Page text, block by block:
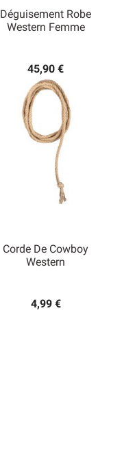
Déguisement Robe
Western Femme
45,90 €
Corde De Cowboy
Western
4,99 €